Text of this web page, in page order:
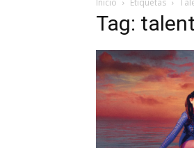
Inicio Etiquetas
Tag: